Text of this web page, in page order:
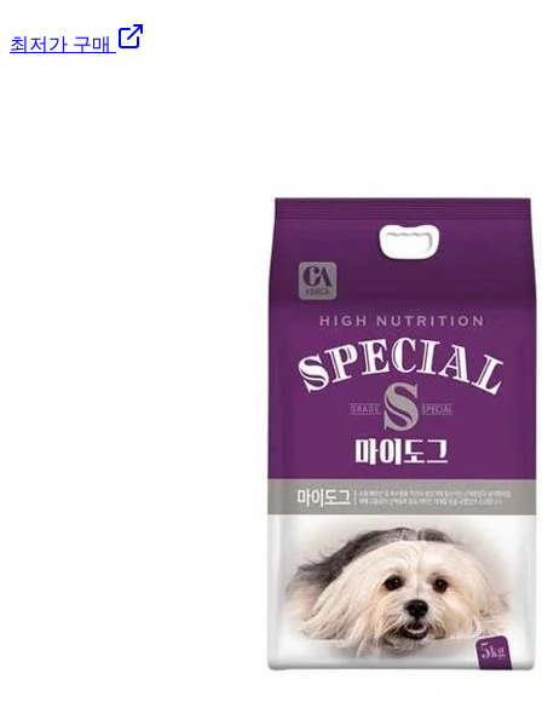
최저가 구매